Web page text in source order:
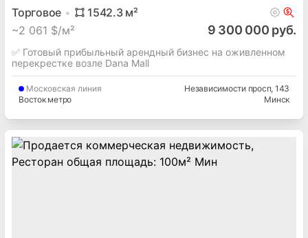
Торговое 1542.3м²
~2 061 $/м² 9 300 000 руб.
✅ Готовый прибыльный арендный бизнес на оживленном
перекрестке возле Dana Mall
Московская линия
Восток метро
Независимости просп, 143
Минск